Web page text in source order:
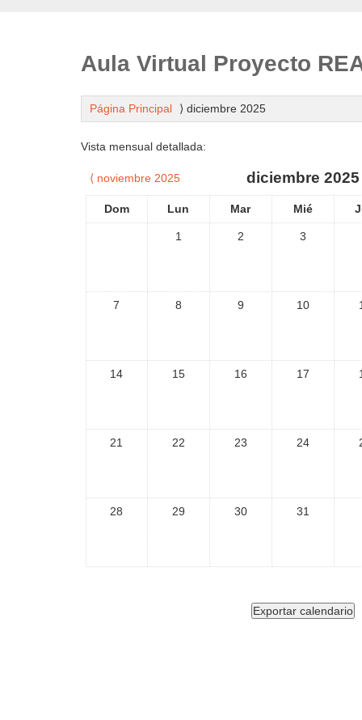
Aula Virtual Proyecto
Página Principal ⟩ diciembre 2025
Vista mensual detallada:
⟨ noviembre 2025 diciembre 2025
Dom Lun Mar Mié
1 2 3
7 8 9 10
14 15 16 17
21 22 23 24
28 29 30 31